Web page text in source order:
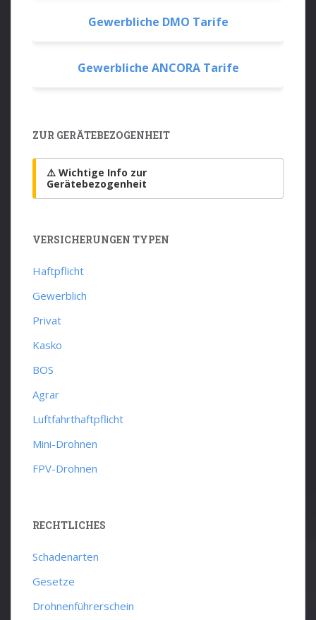
Gewerbliche DMO Tarife
Gewerbliche ANCORA Tarife
ZUR GERÄTEBEZOGENHEIT
⚠️ Wichtige Info zur
Gerätebezogenheit
VERSICHERUNGEN TYPEN
Haftpflicht
Gewerblich
Privat
Kasko
BOS
Agrar
Luftfahrthaftpflicht
Mini-Drohnen
FPV-Drohnen
RECHTLICHES
Schadenarten
Gesetze
Drohnenführerschein